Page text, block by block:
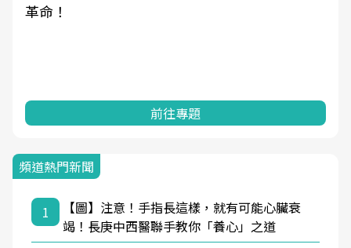
頻道熱門新聞
1
【圖】注意！手指長這樣，就有可能心臟衰
竭！長庚中西醫聯手教你「養心」之道